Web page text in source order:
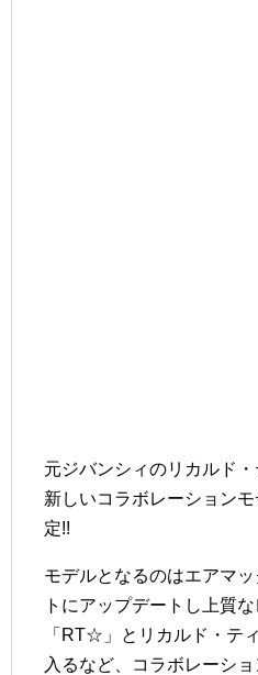
元ジバンシィのリカルド
新しいコラボレーション
定!!
モデルとなるのはエアマ
トにアップデートし上質な
「RT☆」とリカルド・テ
入るなど、コラボレーシ